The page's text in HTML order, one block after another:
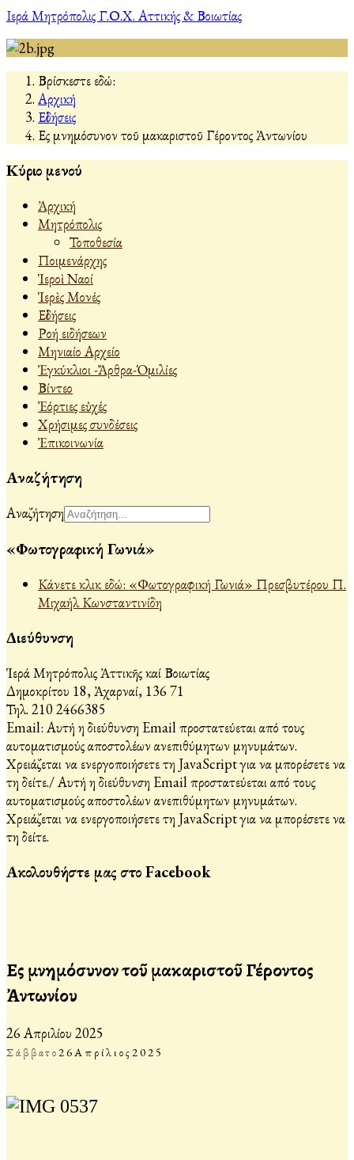
Ιερά Μητρόπολις Γ.Ο.Χ. Αττικής & Βοιωτίας
Βρίσκεστε εδώ:
Αρχική
Εἰδήσεις
Εἰς μνημόσυνον τοῦ μακαριστοῦ Γέροντος Ἀντωνίου
Κύριο μενού
Ἀρχική
Μητρόπολις
Τοποθεσία
Ποιμενάρχης
Ἱεροὶ Ναοί
Ἱερὲς Μονές
Εἰδήσεις
Ροή ειδήσεων
Μηνιαίο Αρχείο
Ἐγκύκλιοι -Ἄρθρα-Ὁμιλίες
Βίντεο
Ἐόρτιες εὐχές
Χρήσιμες συνδέσεις
Ἐπικοινωνία
Αναζήτηση
Αναζήτηση
«Φωτογραφική Γωνιά»
Κάνετε κλικ εδώ: «Φωτογραφική Γωνιά» Πρεσβυτέρου Π.
Μιχαήλ Κωνσταντινίδη
Διεύθυνση
Ἱερά Μητρόπολις Ἀττικῆς καί Βοιωτίας
Δημοκρίτου 18, Ἀχαρναί, 136 71
Τηλ. 210 2466385
Email: Αυτή η διεύθυνση Email προστατεύεται από τους
αυτοματισμούς αποστολέων ανεπιθύμητων μηνυμάτων.
Χρειάζεται να ενεργοποιήσετε τη JavaScript για να μπορέσετε να
τη δείτε./Αυτή η διεύθυνση Email προστατεύεται από τους
αυτοματισμούς αποστολέων ανεπιθύμητων μηνυμάτων.
Χρειάζεται να ενεργοποιήσετε τη JavaScript για να μπορέσετε να
τη δείτε.
Ακολουθήστε μας στο Facebook
Εἰς μνημόσυνον τοῦ μακαριστοῦ Γέροντος
Ἀντωνίου
26 Απριλίου 2025
Σάββατο26Απρίλιος2025